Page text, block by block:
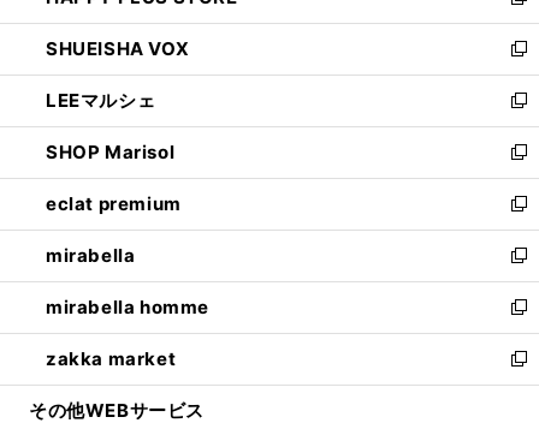
ウ
で
開
く
ン
ド
ウ
で
開
く
ウ
ィ
ン
ド
ウ
で
開
く
し
い
ウ
ィ
ン
ド
ウ
で
開
く
SHUEISHA VOX
新
し
い
ウ
ィ
ン
ド
ウ
で
開
く
LEEマルシェ
新
し
い
ウ
ィ
ン
ド
ウ
で
開
く
SHOP Marisol
新
し
い
ウ
ィ
ン
ド
ウ
で
開
eclat premium
新
し
い
ウ
ィ
ン
ド
ウ
mirabella
新
し
い
ウ
ィ
ン
mirabella homme
新
し
い
ウ
zakka market
新
し
その他WEBサービス